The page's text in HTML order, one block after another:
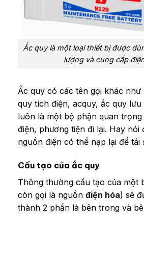
Ắc quy là một loại thiết bị được
lượng và cung cấp
Ắc quy có các tên gọi khác
quy tích điện, acquy, ắc quy
luôn là một bộ phận quan
điện, phương tiện đi lại. Hay nói
nguồn điện có thể nạp lại để tái
Cấu tạo của ắc quy
Thông thường cấu tạo của một
còn gọi là nguồn điện hóa) sẽ
thành 2 phần là bên trong và